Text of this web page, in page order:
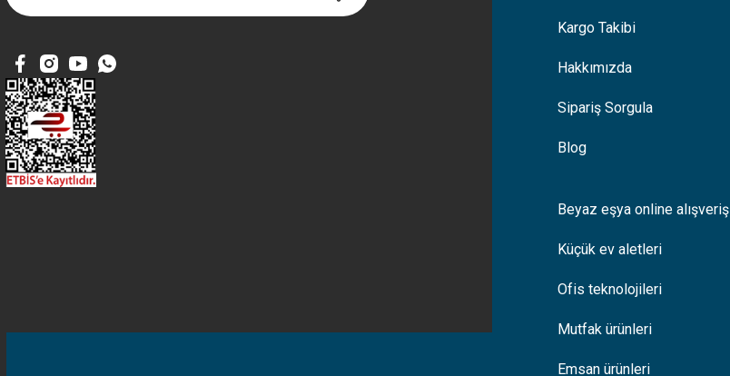
Kargo Takibi
Hakkımızda
Sipariş Sorgula
Blog
Beyaz eşya online alışveriş
Küçük ev aletleri
Ofis teknolojileri
Mutfak ürünleri
Emsan ürünleri